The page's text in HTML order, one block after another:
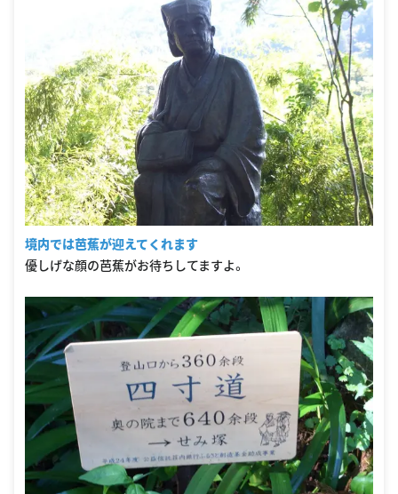
境内では芭蕉が迎えてくれます
優しげな顔の芭蕉がお待ちしてますよ。